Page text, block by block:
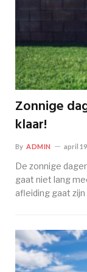
Zonnige
klaar!
By ADMIN april
De zonnige
gaat niet lang
afleiding gaat